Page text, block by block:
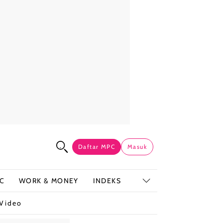
Daftar MPC Masuk
WORK & MONEY INDEKS